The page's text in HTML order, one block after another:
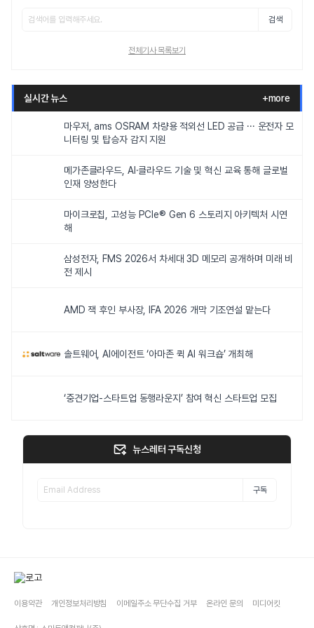
검색
전체기사 목록보기
실시간 뉴스 +more
마우저, ams OSRAM 차량용 적외선 LED 공급 ··· 운전자 모
니터링 및 탑승자 감지 지원
메가존클라우드, AI·클라우드 기술 및 혁신 교육 통해 글로벌
인재 양성한다
마이크로칩, 고성능 PCIe® Gen 6 스토리지 아키텍처 시연
해
삼성전자, FMS 2026서 차세대 3D 메모리 공개하며 미래 비
전 제시
AMD 잭 후인 부사장, IFA 2026 개막 기조연설 맡는다
솔트웨어, AI에이전트 ‘아마존 퀵 AI 워크숍’ 개최해
‘중견기업-스타트업 동행라운지’ 참여 혁신 스타트업 모집
뉴스레터 구독신청
구독
이용약관 개인정보처리방침 이메일주소 무단수집 거부 온라인 문의 미디어킷